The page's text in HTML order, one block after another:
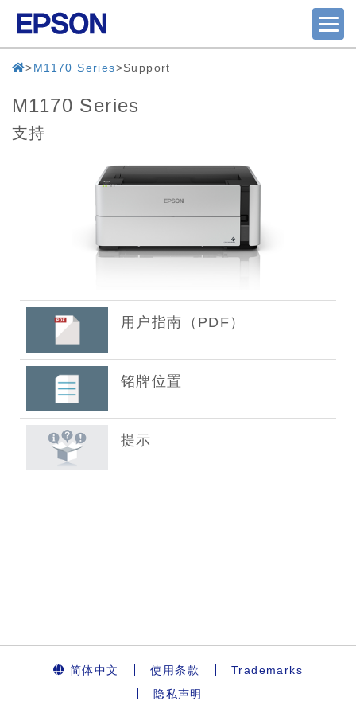
M1170 Series Support
M1170 Series
支持
简体中文 使用条款
Trademarks
隐私声明